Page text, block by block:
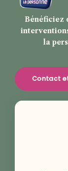
Bénéficiez
la
Contact